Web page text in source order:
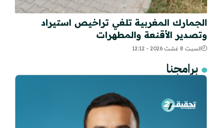
الجمارك المغربية تلغي تراخيص استيراد
وتصدير الأقنعة والمطهرات
السبت 8 غشت 2026 - 12:12
برامجنا